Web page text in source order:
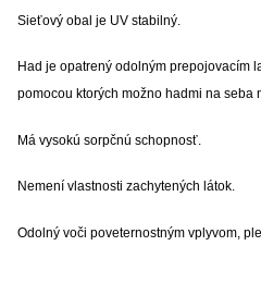
Sieťový obal je UV stabilný.
Had je opatrený odolným prepojovacím
pomocou ktorých možno hadmi na
Má vysokú sorpčnú schopnosť.
Nemení vlastnosti zachytených látok.
Odolný voči poveternostným vplyvom,